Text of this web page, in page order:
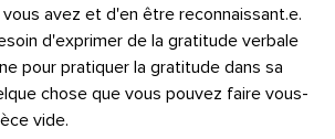
avez et d'en être reconnaissant.e.
d'exprimer de la gratitude verbale
pour pratiquer la gratitude dans sa
chose que vous pouvez faire vous-
vide.